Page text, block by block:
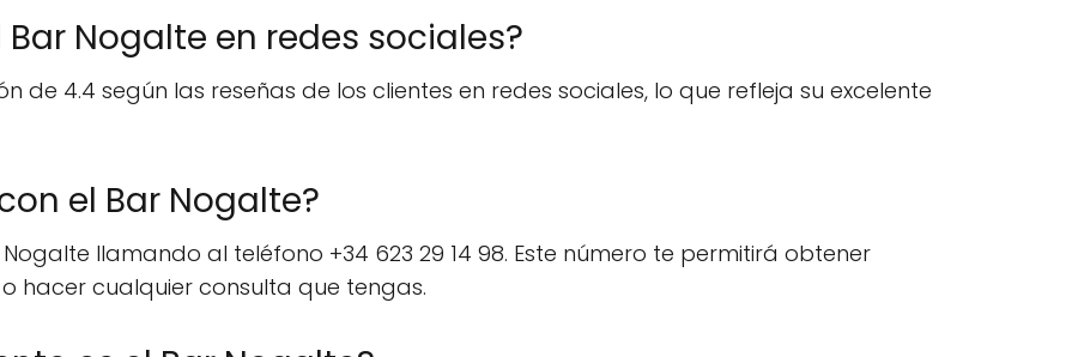
Nogalte en redes sociales?
de 4.4 según las reseñas de los clientes en redes sociales, lo que refleja su excelente
el Bar Nogalte?
llamando al teléfono +34 623 29 14 98. Este número te permitirá obtener
hacer cualquier consulta que tengas.